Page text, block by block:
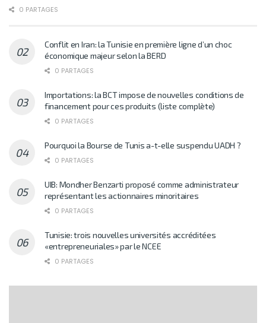
0 PARTAGES
Conflit en Iran: la Tunisie en première ligne d’un choc
économique majeur selon la BERD
0 PARTAGES
Importations: la BCT impose de nouvelles conditions de
financement pour ces produits (liste complète)
0 PARTAGES
Pourquoi la Bourse de Tunis a-t-elle suspendu UADH ?
0 PARTAGES
UIB: Mondher Benzarti proposé comme administrateur
représentant les actionnaires minoritaires
0 PARTAGES
Tunisie: trois nouvelles universités accréditées
«entrepreneuriales» par le NCEE
0 PARTAGES